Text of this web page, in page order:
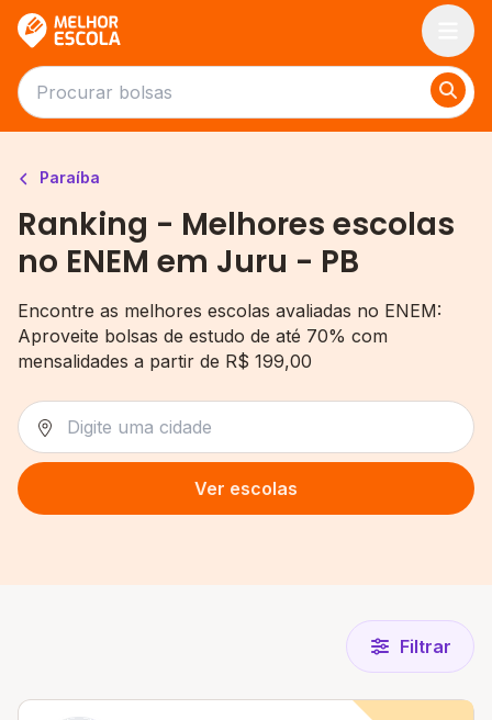
Paraíba
Ranking - Melhores escolas
no ENEM em Juru - PB
Encontre as melhores escolas avaliadas no ENEM:
Aproveite bolsas de estudo de até 70% com
mensalidades a partir de R$ 199,00
Ver escolas
Filtrar